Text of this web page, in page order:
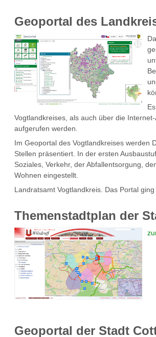
Geoportal des
Vogtlandkreises, als auch über die
aufgerufen werden.
Im Geoportal des Vogtlandkreises werden
Stellen präsentiert. In der ersten
Soziales, Verkehr, der Abfallentsorgung,
Wohnen eingestellt.
Landratsamt Vogtlandkreis. Das Portal
Themenstadtplan der
Geoportal der Stadt